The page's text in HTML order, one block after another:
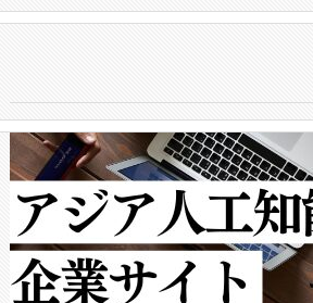
centers. Voltaiqは
からシステム統合
クルの各段階のデ
[…]
ートル先まで検出
トに対して約600
では、反射率10％
で向上し、最大検
ットだけで最大1
ルの変電所周囲を
作業と点群処理を